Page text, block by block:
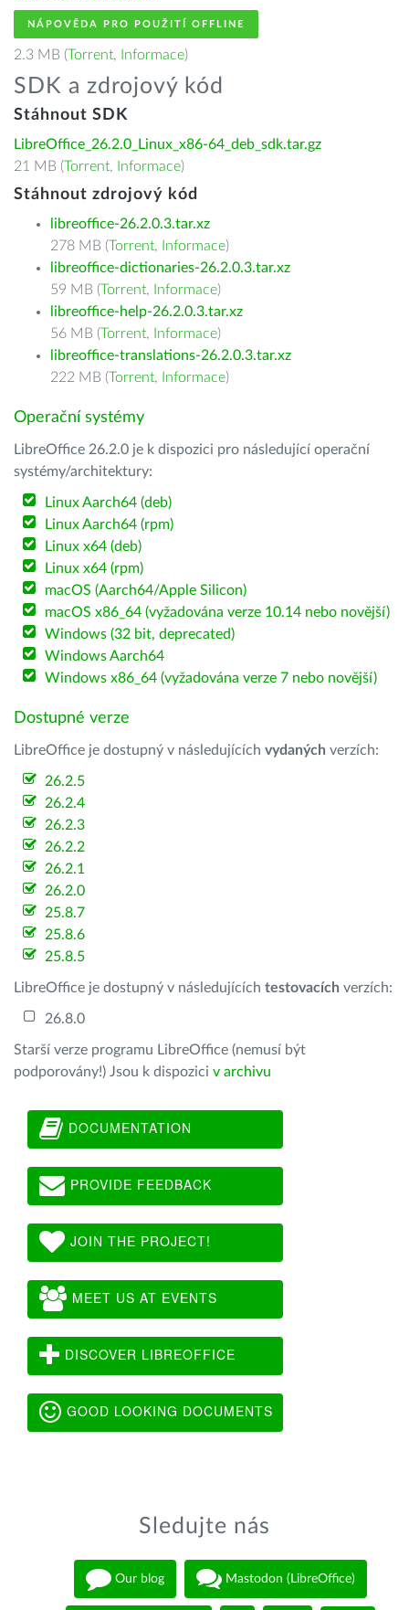
NÁPOVĚDA PRO POUŽITÍ OFFLINE
2.3 MB (Torrent, Informace)
SDK a zdrojový kód
Stáhnout SDK
LibreOffice_26.2.0_Linux_x86-64_deb_sdk.tar.gz
21 MB (Torrent, Informace)
Stáhnout zdrojový kód
libreoffice-26.2.0.3.tar.xz
278 MB (Torrent, Informace)
libreoffice-dictionaries-26.2.0.3.tar.xz
59 MB (Torrent, Informace)
libreoffice-help-26.2.0.3.tar.xz
56 MB (Torrent, Informace)
libreoffice-translations-26.2.0.3.tar.xz
222 MB (Torrent, Informace)
Operační systémy
LibreOffice 26.2.0 je k dispozici pro následující operační
systémy/architektury:
Linux Aarch64 (deb)
Linux Aarch64 (rpm)
Linux x64 (deb)
Linux x64 (rpm)
macOS (Aarch64/Apple Silicon)
macOS x86_64 (vyžadována verze 10.14 nebo novější)
Windows (32 bit, deprecated)
Windows Aarch64
Windows x86_64 (vyžadována verze 7 nebo novější)
Dostupné verze
LibreOffice je dostupný v následujících vydaných verzích:
26.2.5
26.2.4
26.2.3
26.2.2
26.2.1
26.2.0
25.8.7
25.8.6
25.8.5
LibreOffice je dostupný v následujících testovacích verzích:
26.8.0
Starší verze programu LibreOffice (nemusí být
podporovány!) Jsou k dispozici v archivu
DOCUMENTATION
PROVIDE FEEDBACK
JOIN THE PROJECT!
MEET US AT EVENTS
DISCOVER LIBREOFFICE
GOOD LOOKING DOCUMENTS
Sledujte nás
Our blog Mastodon (LibreOffice)